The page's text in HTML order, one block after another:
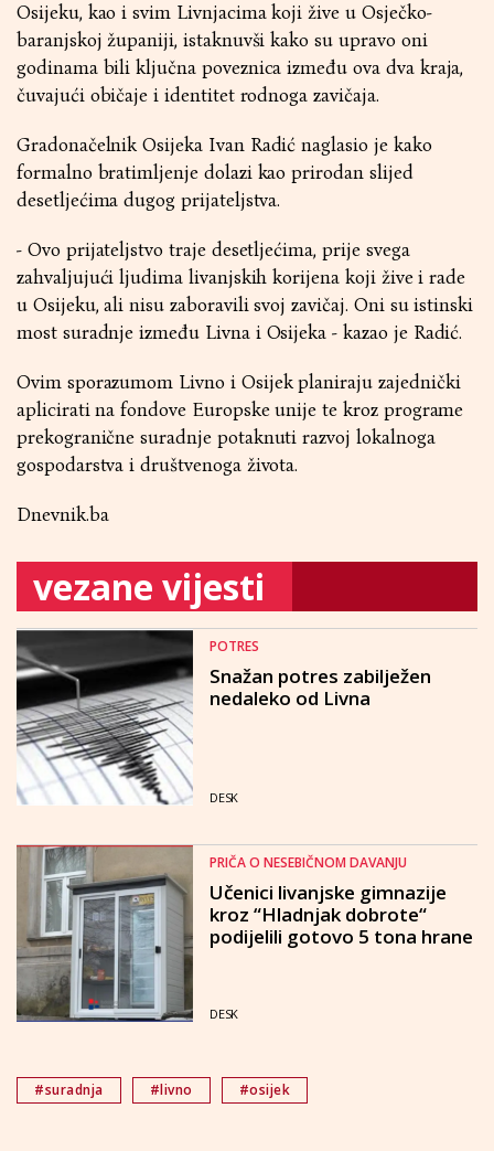
Osijeku, kao i svim Livnjacima koji žive u Osječko-
baranjskoj županiji, istaknuvši kako su upravo oni
godinama bili ključna poveznica između ova dva kraja,
čuvajući običaje i identitet rodnoga zavičaja.
Gradonačelnik Osijeka Ivan Radić naglasio je kako
formalno bratimljenje dolazi kao prirodan slijed
desetljećima dugog prijateljstva.
- Ovo prijateljstvo traje desetljećima, prije svega
zahvaljujući ljudima livanjskih korijena koji žive i rade
u Osijeku, ali nisu zaboravili svoj zavičaj. Oni su istinski
most suradnje između Livna i Osijeka - kazao je Radić.
Ovim sporazumom Livno i Osijek planiraju zajednički
aplicirati na fondove Europske unije te kroz programe
prekogranične suradnje potaknuti razvoj lokalnoga
gospodarstva i društvenoga života.
Dnevnik.ba
vezane vijesti
POTRES
Snažan potres zabilježen
nedaleko od Livna
DESK
PRIČA O NESEBIČNOM DAVANJU
Učenici livanjske gimnazije
kroz “Hladnjak dobrote“
podijelili gotovo 5 tona hrane
DESK
#suradnja #livno #osijek